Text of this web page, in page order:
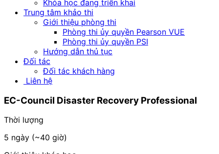
Khóa học đang triển khai
Trung tâm khảo thi
Giới thiệu phòng thi
Phòng thi ủy quyền Pearson VUE
Phòng thi ủy quyền PSI
Hướng dẫn thủ tục
Đối tác
Đối tác khách hàng
Liên hệ
EC-Council Disaster Recovery Professional
Thời lượng
5 ngày (~40 giờ)